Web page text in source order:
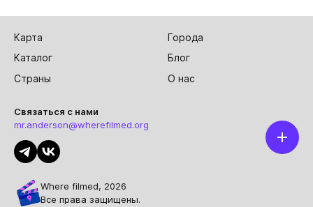
Карта
Города
Каталог
Блог
Страны
О нас
Связаться с нами
mr.anderson@wherefilmed.org
Where filmed, 2026
Все права защищены.